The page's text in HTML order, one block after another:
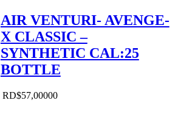
AIR VENTURI- AVENGE-
X CLASSIC –
SYNTHETIC CAL:25
BOTTLE
RD$57,00000